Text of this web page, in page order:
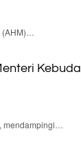
(AHM)…
mendampingi…